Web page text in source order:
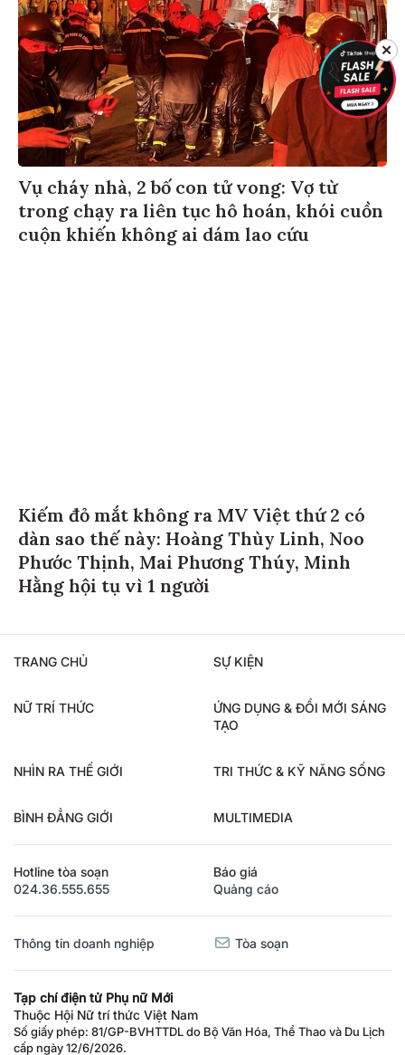
Vụ cháy nhà, 2 bố con tử vong: Vợ từ
trong chạy ra liên tục hô hoán, khói cuồn
cuộn khiến không ai dám lao cứu
Kiếm đỏ mắt không ra MV Việt thứ 2 có
dàn sao thế này: Hoàng Thùy Linh, Noo
Phước Thịnh, Mai Phương Thúy, Minh
Hằng hội tụ vì 1 người
TRANG CHỦ SỰ KIỆN
NỮ TRÍ THỨC
ỨNG DỤNG & ĐỔI MỚI SÁNG
TẠO
NHÌN RA THẾ GIỚI TRI THỨC & KỸ NĂNG SỐNG
BÌNH ĐẲNG GIỚI MULTIMEDIA
Hotline tòa soạn
024.36.555.655
Báo giá
Quảng cáo
Thông tin doanh nghiệp Tòa soạn
Tạp chí điện tử Phụ nữ Mới
Thuộc Hội Nữ trí thức Việt Nam
Số giấy phép: 81/GP-BVHTTDL do Bộ Văn Hóa, Thể Thao và Du Lịch
cấp ngày 12/6/2026.
✕